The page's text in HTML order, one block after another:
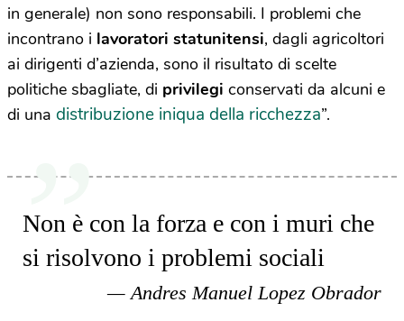
in generale) non sono responsabili. I problemi che
incontrano i lavoratori statunitensi, dagli agricoltori
ai dirigenti d’azienda, sono il risultato di scelte
politiche sbagliate, di privilegi conservati da alcuni e
di una distribuzione iniqua della ricchezza”.
Non è con la forza e con i muri che
si risolvono i problemi sociali
Andres Manuel Lopez Obrador